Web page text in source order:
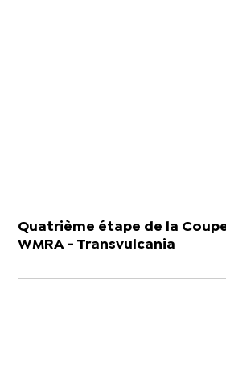
Quatrième étape de la
WMRA - Transvulcania